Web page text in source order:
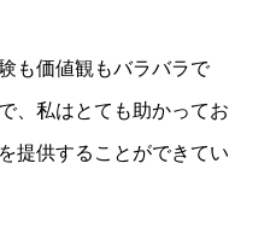
も価値観もバラバラで
、私はとても助かってお
提供することができてい